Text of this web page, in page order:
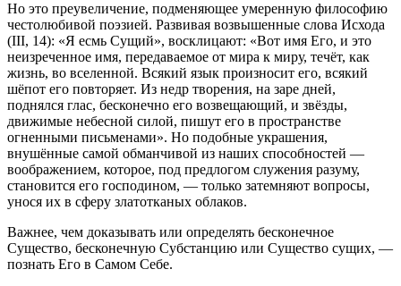
Но это преувеличение, подменяющее умеренную философию
честолюбивой поэзией. Развивая возвышенные слова Исхода
(III, 14): «Я есмь Сущий», восклицают: «Вот имя Его, и это
неизреченное имя, передаваемое от мира к миру, течёт, как
жизнь, во вселенной. Всякий язык произносит его, всякий
шёпот его повторяет. Из недр творения, на заре дней,
поднялся глас, бесконечно его возвещающий, и звёзды,
движимые небесной силой, пишут его в пространстве
огненными письменами». Но подобные украшения,
внушённые самой обманчивой из наших способностей —
воображением, которое, под предлогом служения разуму,
становится его господином, — только затемняют вопросы,
унося их в сферу златотканых облаков.
Важнее, чем доказывать или определять бесконечное
Существо, бесконечную Субстанцию или Существо сущих, —
познать Его в Самом Себе.